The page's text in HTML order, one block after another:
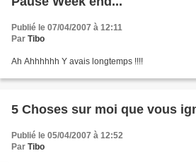
Publié le 07/04/2007 à 12:11
Par Tibo
Ah Ahhhhhh Y avais longtemps !!!!
5 Choses sur moi que vous
Publié le 05/04/2007 à 12:52
Par Tibo